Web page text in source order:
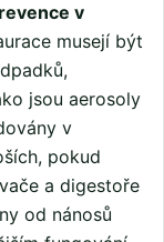
v
musejí být
jsou aerosoly
v
pokud
a digestoře
od nánosů